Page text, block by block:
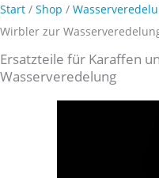
Start / Shop /
Wirbler zur
Ersatzteile für Karaffen
Wasserveredelung